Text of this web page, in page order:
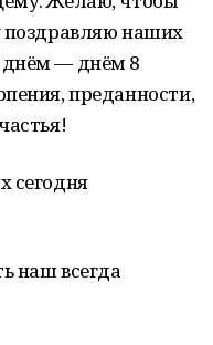
поздравляю наших
— днём 8
преданности,
сегодня
наш всегда